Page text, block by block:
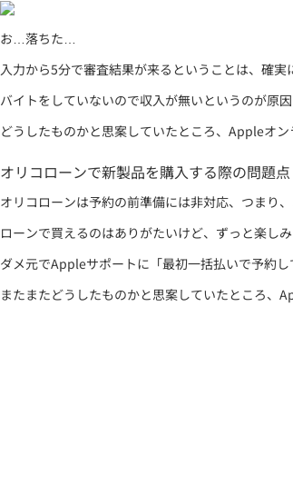
お…落ちた…
入力から5分で審査結果が来るということは、確
バイトをしていないので収入が無いというのが原因
どうしたものかと思案していたところ、Appleオ
オリコローンで新製品を購入する際の問題点
オリコローンは予約の前準備には非対応、つまり
ローンで買えるのはありがたいけど、ずっと楽し
ダメ元でAppleサポートに「最初一括払いで予約
またまたどうしたものかと思案していたところ、